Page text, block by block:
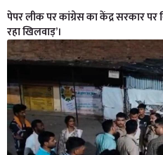
पेपर लीक पर कांग्रेस का केंद्र सरकार पर
रहा खिलवाड़’।